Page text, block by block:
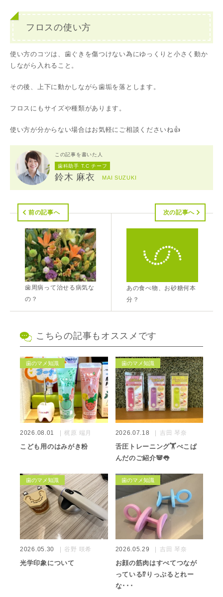
フロスの使い方
使い方のコツは、歯ぐきを傷つけない為にゆっくりと小さく動か
しながら入れること。
その後、上下に動かしながら歯垢を落とします。
フロスにもサイズや種類があります。
使い方が分からない場合はお気軽にご相談くださいね👍
この記事を書いた人
歯科助手 T.C チーフ
鈴木 麻衣 MAI SUZUKI
前の記事へ
歯周病って治せる病気な
の？
次の記事へ
あの食べ物、お砂糖何本
分？
こちらの記事もオススメです
歯のマメ知識
2026.08.01 梶原 端月
こども用のはみがき粉
歯のマメ知識
2026.07.18 吉田 琴奈
舌圧トレーニング🏋️ぺこぱ
んだのご紹介🐼👅
歯のマメ知識
2026.05.30 谷野 咲希
光学印象について
歯のマメ知識
2026.05.29 吉田 琴奈
お顔の筋肉はすべてつなが
っている⁉️りっぷるとれー
な･･･